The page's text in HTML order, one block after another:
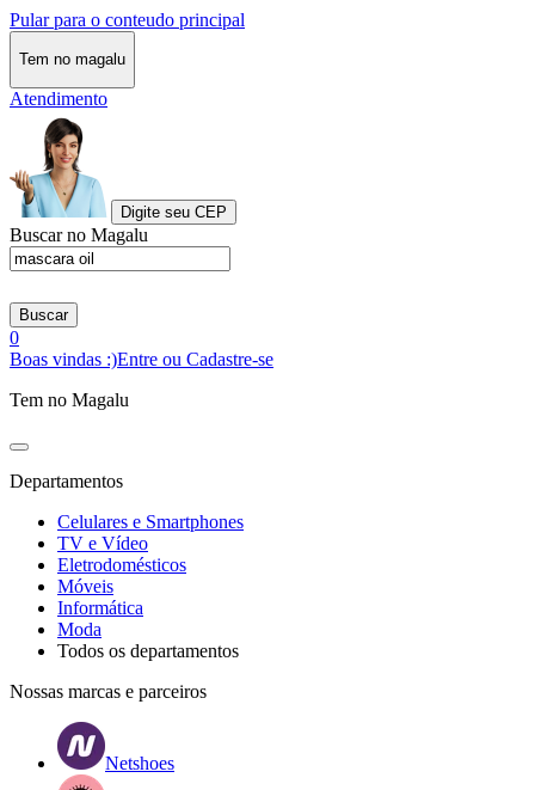
Pular para o conteudo principal
Tem no magalu
Atendimento
Digite seu CEP
Buscar no Magalu
Buscar
0
Boas vindas :)Entre ou Cadastre-se
Tem no Magalu
Departamentos
Celulares e Smartphones
TV e Vídeo
Eletrodomésticos
Móveis
Informática
Moda
Todos os departamentos
Nossas marcas e parceiros
Netshoes